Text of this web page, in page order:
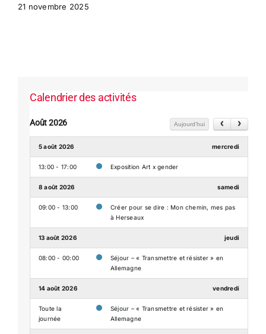
21 novembre 2025
Calendrier des activités
Août 2026 Aujourd'hui
5 août 2026 mercredi
13:00 - 17:00 Exposition Art x gender
8 août 2026 samedi
09:00 - 13:00
Créer pour se dire : Mon chemin, mes pas
à Herseaux
13 août 2026 jeudi
08:00 - 00:00
Séjour – « Transmettre et résister » en
Allemagne
14 août 2026 vendredi
Toute la
journée
Séjour – « Transmettre et résister » en
Allemagne